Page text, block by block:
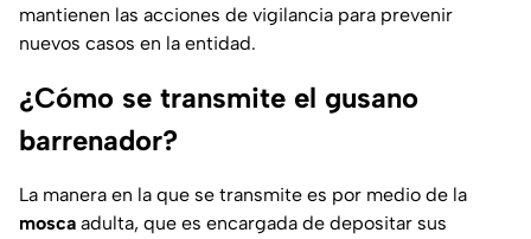
mantienen las acciones de vigilancia para prevenir
nuevos casos en la entidad.
¿Cómo se transmite el gusano
barrenador?
La manera en la que se transmite es por medio de la
mosca adulta, que es encargada de depositar sus